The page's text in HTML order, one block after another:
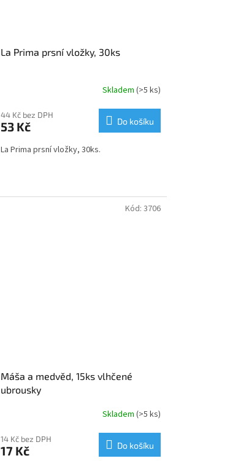
La Prima prsní vložky, 30ks
Skladem (>5 ks)
44 Kč bez DPH
53 Kč Do košíku
La Prima prsní vložky, 30ks.
Máša a medvěd, 15ks vlhčené
ubrousky
Skladem (>5 ks)
14 Kč bez DPH
17 Kč Do košíku
Kód: 3706